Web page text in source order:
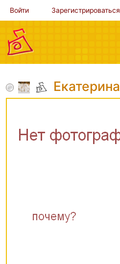
Войти Зарегистрироваться
Екатерина